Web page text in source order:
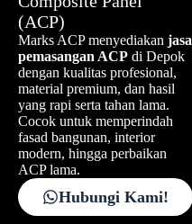
(ACP)
Marks ACP menyediakan jasa
pemasangan ACP di Depok
dengan kualitas profesional,
material premium, dan hasil
yang rapi serta tahan lama.
Cocok untuk memperindah
fasad bangunan, interior
modern, hingga perbaikan
ACP lama.
Hubungi Kami!